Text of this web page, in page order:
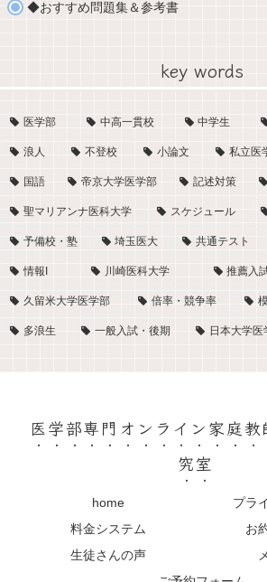
◆おすすめ問題集＆参考書
key words
医学部 中高一貫校 中学生
浪人 不登校 小論文 私立医
国語 帝京大学医学部 記述対策
聖マリアンナ医科大学 スケジュール
予備校・塾 埼玉医大 共通テスト
情報I 川崎医科大学 推薦入
久留米大学医学部 倍率・競争率
多浪生 一般入試・後期 日本大学医
医学部専門オンライン家庭
究室
home
プラ
料金システム
お
生徒さんの声